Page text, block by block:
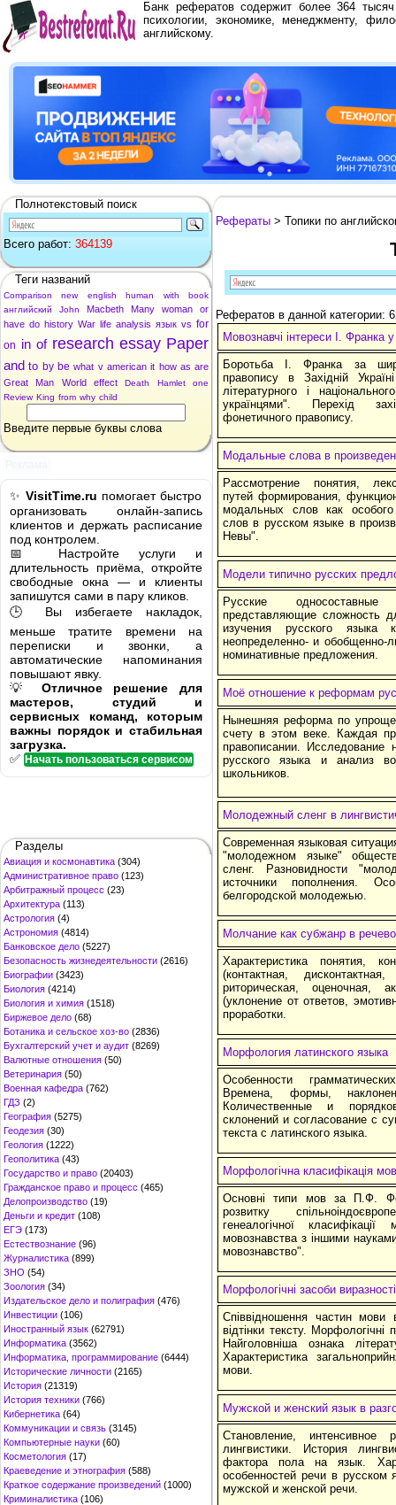
Банк рефератов содержит более 364
психологии, экономике, менеджменту,
английскому.
Полнотекстовый поиск
Всего работ: 364139
Теги названий
Comparison new english human with
book
английский
John Macbeth Many woman
or
have do history War life analysis язык vs for
on in of research essay Paper
and to by be what v american it how as are
Great
Man World effect Death Hamlet
one
Review King from why child
Введите первые буквы слова
✨ VisitTime.ru помогает быстро
организовать онлайн-запись
клиентов и держать расписание
под контролем.
📅 Настройте услуги и
длительность приёма, откройте
свободные окна — и клиенты
запишутся сами в пару кликов.
🕒 Вы избегаете накладок,
меньше тратите времени на
переписки и звонки, а
автоматические напоминания
повышают явку.
💡 Отличное решение для
мастеров, студий и
сервисных команд, которым
важны порядок и стабильная
загрузка.
✅ Начать пользоваться сервисом
Разделы
Авиация и космонавтика (304)
Административное право (123)
Арбитражный процесс (23)
Архитектура (113)
Астрология (4)
Астрономия (4814)
Банковское дело (5227)
Безопасность жизнедеятельности (2616)
Биографии (3423)
Биология (4214)
Биология и химия (1518)
Биржевое дело (68)
Ботаника и сельское хоз-во (2836)
Бухгалтерский учет и аудит (8269)
Валютные отношения (50)
Ветеринария (50)
Военная кафедра (762)
ГДЗ (2)
География (5275)
Геодезия (30)
Геология (1222)
Геополитика (43)
Государство и право (20403)
Гражданское право и процесс (465)
Делопроизводство (19)
Деньги и кредит (108)
ЕГЭ (173)
Естествознание (96)
Журналистика (899)
ЗНО (54)
Зоология (34)
Издательское дело и полиграфия (476)
Инвестиции (106)
Иностранный язык (62791)
Информатика (3562)
Информатика, программирование (6444)
Исторические личности (2165)
История (21319)
История техники (766)
Кибернетика (64)
Коммуникации и связь (3145)
Компьютерные науки (60)
Косметология (17)
Краеведение и этнография (588)
Краткое содержание произведений (1000)
Криминалистика (106)
Рефераты > Топики по
Рефератов в данной категории:
Мовознавчі інтереси І. Франка
Боротьба І. Франка за
правопису в Західній
літературного і
українцями". Перехід
фонетичного правопису.
Модальные слова в
Рассмотрение понятия,
путей формирования,
модальных слов как особого
слов в русском языке в
Невы".
Модели типично русских
Русские односоставные
представляющие сложность
изучения русского языка
неопределенно- и обобщенно-
номинативные предложения.
Моё отношение к реформам
Нынешняя реформа по
счету в этом веке. Каждая
правописании. Исследование
русского языка и анализ
школьников.
Молодежный сленг в
Современная языковая
"молодежном языке"
сленг. Разновидности
источники пополнения.
белгородской молодежью.
Молчание как субжанр в
Характеристика понятия,
(контактная,
риторическая, оценочная,
(уклонение от ответов,
проработки.
Морфология латинского языка
Особенности
Времена, формы,
Количественные и
склонений и согласование с
текста с латинского языка.
Морфологічна класифікація
Основні типи мов за П.Ф.
розвитку
генеалогічної
мовознавства з іншими
мовознавство".
Морфологічні засоби
Співвідношення частин мови
відтінки тексту.
Найголовніша ознака
Характеристика
мови.
Мужской и женский язык в
Становление, интенсивное
лингвистики. История
фактора пола на язык.
особенностей речи в русском
мужской и женской речи.